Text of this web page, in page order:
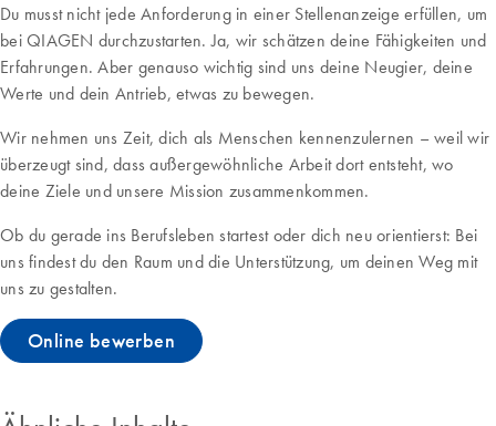
Du musst nicht jede Anforderung in einer Stellenanzeige erfüllen, um
bei QIAGEN durchzustarten. Ja, wir schätzen deine Fähigkeiten und
Erfahrungen. Aber genauso wichtig sind uns deine Neugier, deine
Werte und dein Antrieb, etwas zu bewegen.
Wir nehmen uns Zeit, dich als Menschen kennenzulernen – weil wir
überzeugt sind, dass außergewöhnliche Arbeit dort entsteht, wo
deine Ziele und unsere Mission zusammenkommen.
Ob du gerade ins Berufsleben startest oder dich neu orientierst: Bei
uns findest du den Raum und die Unterstützung, um deinen Weg mit
uns zu gestalten.
Online bewerben